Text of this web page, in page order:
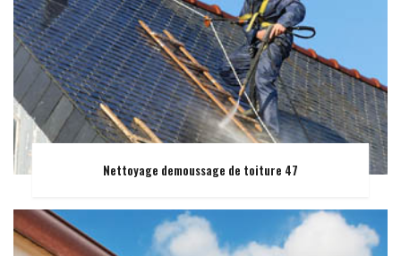
Nettoyage demoussage de toiture 47